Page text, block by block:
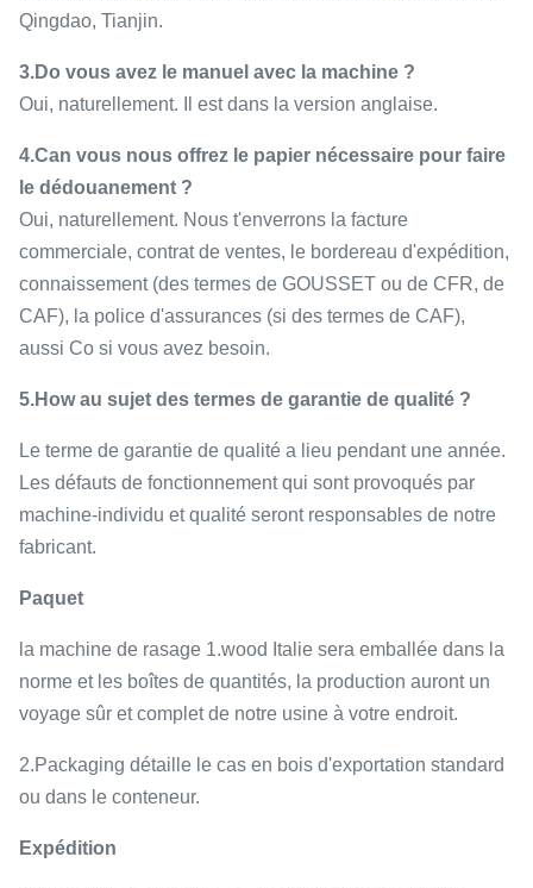
Qingdao, Tianjin.
3.Do vous avez le manuel avec la machine ?
Oui, naturellement. Il est dans la version anglaise.
4.Can vous nous offrez le papier nécessaire pour faire
le dédouanement ?
Oui, naturellement. Nous t'enverrons la facture
commerciale, contrat de ventes, le bordereau d'expédition,
connaissement (des termes de GOUSSET ou de CFR, de
CAF), la police d'assurances (si des termes de CAF),
aussi Co si vous avez besoin.
5.How au sujet des termes de garantie de qualité ?
Le terme de garantie de qualité a lieu pendant une année.
Les défauts de fonctionnement qui sont provoqués par
machine-individu et qualité seront responsables de notre
fabricant.
Paquet
la machine de rasage 1.wood Italie sera emballée dans la
norme et les boîtes de quantités, la production auront un
voyage sûr et complet de notre usine à votre endroit.
2.Packaging détaille le cas en bois d'exportation standard
ou dans le conteneur.
Expédition